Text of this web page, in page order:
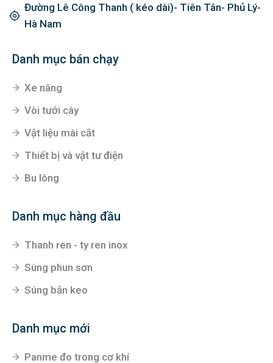
Đường Lê Công Thanh ( kéo dài)- Tiên Tân- Phủ Lý-
Hà Nam
Danh mục bán chạy
Xe nâng
Vòi tưới cây
Vật liệu mài cắt
Thiết bị và vật tư điện
Bu lông
Danh mục hàng đầu
Thanh ren - ty ren inox
Súng phun sơn
Súng bắn keo
Danh mục mới
Panme đo trong cơ khí